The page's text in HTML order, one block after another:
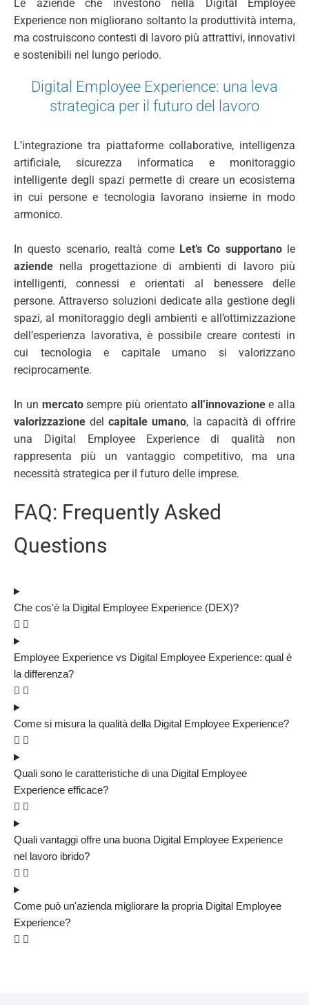
Le aziende che investono nella Digital Employee
Experience non migliorano soltanto la produttività interna,
ma costruiscono contesti di lavoro più attrattivi, innovativi
e sostenibili nel lungo periodo.
Digital Employee Experience: una leva
strategica per il futuro del lavoro
L’integrazione tra piattaforme collaborative, intelligenza
artificiale, sicurezza informatica e monitoraggio
intelligente degli spazi permette di creare un ecosistema
in cui persone e tecnologia lavorano insieme in modo
armonico.
In questo scenario, realtà come Let’s Co supportano le
aziende nella progettazione di ambienti di lavoro più
intelligenti, connessi e orientati al benessere delle
persone. Attraverso soluzioni dedicate alla gestione degli
spazi, al monitoraggio degli ambienti e all’ottimizzazione
dell’esperienza lavorativa, è possibile creare contesti in
cui tecnologia e capitale umano si valorizzano
reciprocamente.
In un mercatosempre più orientato all’innovazionee alla
valorizzazionedelcapitale umano, la capacità di offrire
una Digital Employee Experience di qualità non
rappresenta più un vantaggio competitivo, ma una
necessità strategica per il futuro delle imprese.
FAQ: Frequently Asked
Questions
Che cos'è la Digital Employee Experience (DEX)?
Employee Experience vs Digital Employee Experience: qual è
la differenza?
Come si misura la qualità della Digital Employee Experience?
Quali sono le caratteristiche di una Digital Employee
Experience efficace?
Quali vantaggi offre una buona Digital Employee Experience
nel lavoro ibrido?
Come può un'azienda migliorare la propria Digital Employee
Experience?